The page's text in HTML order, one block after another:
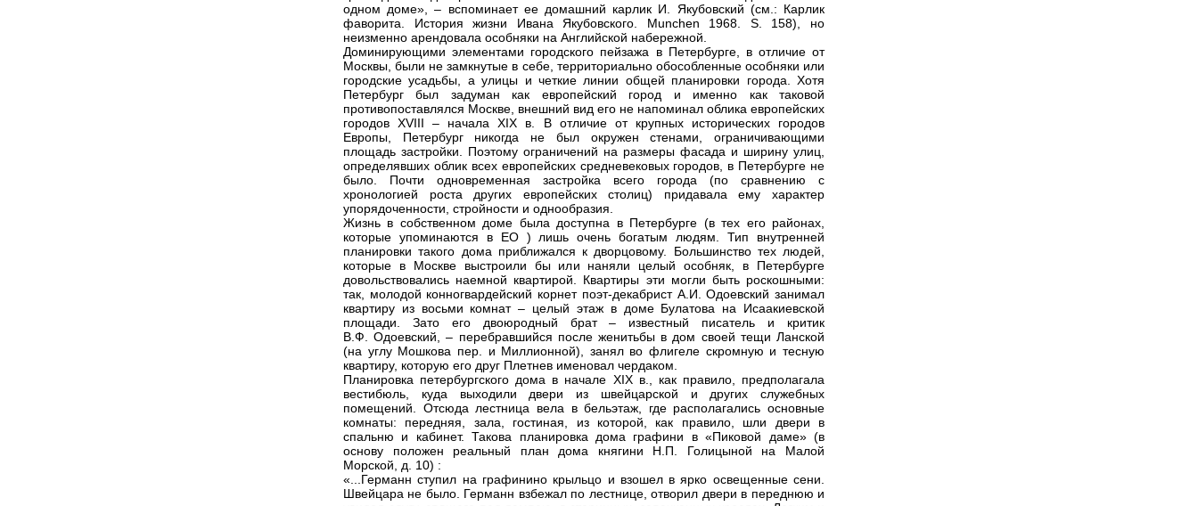
одном доме», – вспоминает ее домашний карлик И. Якубовский (см.: Карлик
фаворита. История жизни Ивана Якубовского. Munchen 1968. S. 158), но
неизменно арендовала особняки на Английской набережной.
Доминирующими элементами городского пейзажа в Петербурге, в отличие от
Москвы, были не замкнутые в себе, территориально обособленные особняки или
городские усадьбы, а улицы и четкие линии общей планировки города. Хотя
Петербург был задуман как европейский город и именно как таковой
противопоставлялся Москве, внешний вид его не напоминал облика европейских
городов XVIII – начала XIX в. В отличие от крупных исторических городов
Европы, Петербург никогда не был окружен стенами, ограничивающими
площадь застройки. Поэтому ограничений на размеры фасада и ширину улиц,
определявших облик всех европейских средневековых городов, в Петербурге не
было. Почти одновременная застройка всего города (по сравнению с
хронологией роста других европейских столиц) придавала ему характер
упорядоченности, стройности и однообразия.
Жизнь в собственном доме была доступна в Петербурге (в тех его районах,
которые упоминаются в ЕО ) лишь очень богатым людям. Тип внутренней
планировки такого дома приближался к дворцовому. Большинство тех людей,
которые в Москве выстроили бы или наняли целый особняк, в Петербурге
довольствовались наемной квартирой. Квартиры эти могли быть роскошными:
так, молодой конногвардейский корнет поэт-декабрист А.И. Одоевский занимал
квартиру из восьми комнат – целый этаж в доме Булатова на Исаакиевской
площади. Зато его двоюродный брат – известный писатель и критик
В.Ф. Одоевский, – перебравшийся после женитьбы в дом своей тещи Ланской
(на углу Мошкова пер. и Миллионной), занял во флигеле скромную и тесную
квартиру, которую его друг Плетнев именовал чердаком.
Планировка петербургского дома в начале XIX в., как правило, предполагала
вестибюль, куда выходили двери из швейцарской и других служебных
помещений. Отсюда лестница вела в бельэтаж, где располагались основные
комнаты: передняя, зала, гостиная, из которой, как правило, шли двери в
спальню и кабинет. Такова планировка дома графини в «Пиковой даме» (в
основу положен реальный план дома княгини Н.П. Голицыной на Малой
Морской, д. 10) :
«...Германн ступил на графинино крыльцо и взошел в ярко освещенные сени.
Швейцара не было. Германн взбежал по лестнице, отворил двери в переднюю и